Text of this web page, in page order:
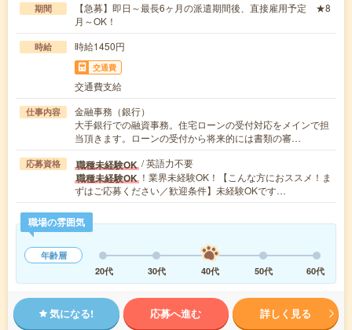
期間
【急募】即日～最長6ヶ月の派遣期間後、直接雇用予定 ★8
月～OK！
時給 時給1450円
交通費
交通費支給
仕事内容
金融事務（銀行）
大手銀行での融資事務。住宅ローンの受付対応をメインで担
当頂きます。ローンの受付から将来的には書類の審…
応募資格 職種未経験OK / 英語力不要
職種未経験OK ！業界未経験OK！【こんな方におススメ！ま
ずはご応募ください／歓迎条件】未経験OKです…
職場の雰囲気
年齢層
20代
30代 40代 50代 60代
気になる! 応募へ進む 詳しく見る